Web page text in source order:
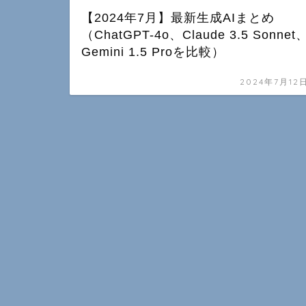
【2024年7月】最新生成AIまとめ
（ChatGPT-4o、Claude 3.5 Sonnet
Gemini 1.5 Proを比較）
2024年7月12